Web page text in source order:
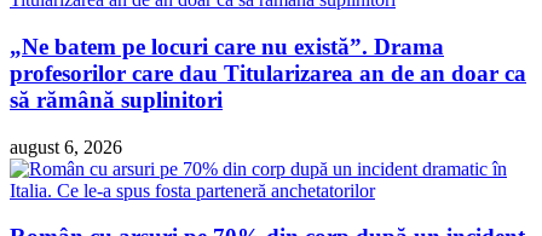
„Ne batem pe locuri care nu există”. Drama
profesorilor care dau Titularizarea an de an doar ca
să rămână suplinitori
august 6, 2026